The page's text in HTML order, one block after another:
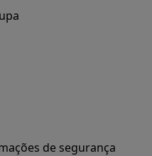
de segurança